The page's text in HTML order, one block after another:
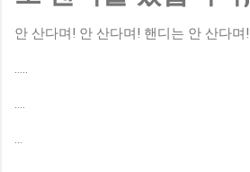
안 산다며! 안 산다며! 핸디는 안 산다며!